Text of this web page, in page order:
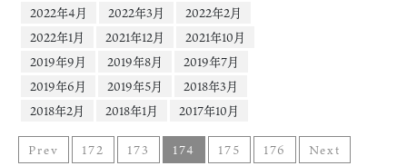
2022年4月
2022年3月
2022年2月
2022年1月
2021年12月
2021年10月
2019年9月
2019年8月
2019年7月
2019年6月
2019年5月
2018年3月
2018年2月
2018年1月 2017年10月
Prev 172 173 174 175 176 Next